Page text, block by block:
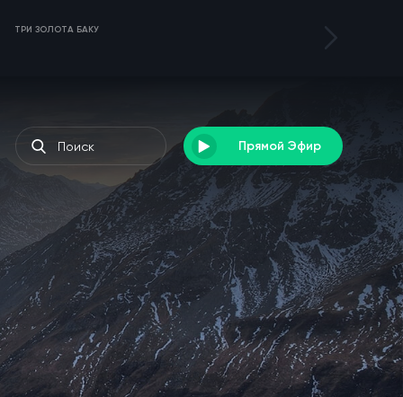
ТРИ ЗОЛОТА БАКУ ТУРНИР DENEB
Прямой Эфир